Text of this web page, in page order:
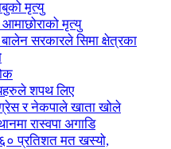
मृत्यु
मृत्यु
सरकारले सिमा क्षेत्रका
शपथ लिए
र नेकपाले खाता खोले
रास्वपा अगाडि
६० प्रतिशत मत खस्यो,